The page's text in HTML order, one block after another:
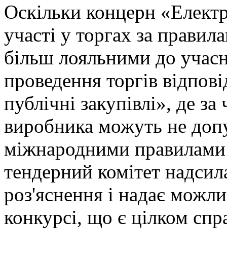
Оскільки концерн
участі у торгах за
більш лояльними до
проведення торгів
публічні закупівлі», де
виробника можуть не
міжнародними
тендерний комітет
роз'яснення і надає
конкурсі, що є цілком